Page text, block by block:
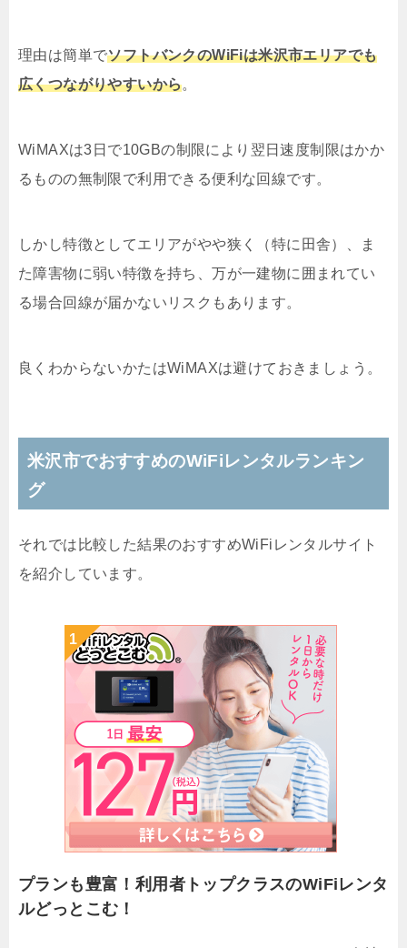
理由は簡単でソフトバンクのWiFiは米沢市エリアでも
広くつながりやすいから。
WiMAXは3日で10GBの制限により翌日速度制限はかか
るものの無制限で利用できる便利な回線です。
しかし特徴としてエリアがやや狭く（特に田舎）、ま
た障害物に弱い特徴を持ち、万が一建物に囲まれてい
る場合回線が届かないリスクもあります。
良くわからないかたはWiMAXは避けておきましょう。
米沢市でおすすめのWiFiレンタルランキン
グ
それでは比較した結果のおすすめWiFiレンタルサイト
を紹介しています。
プランも豊富！利用者トップクラスのWiFiレンタ
ルどっとこむ！